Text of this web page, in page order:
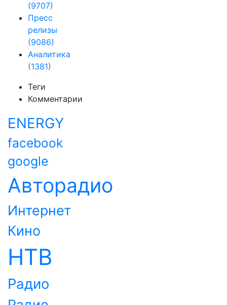
(9707)
Пресс
релизы
(9086)
Аналитика
(1381)
Теги
Комментарии
ENERGY
facebook
google
Авторадио
Интернет
Кино
НТВ
Радио